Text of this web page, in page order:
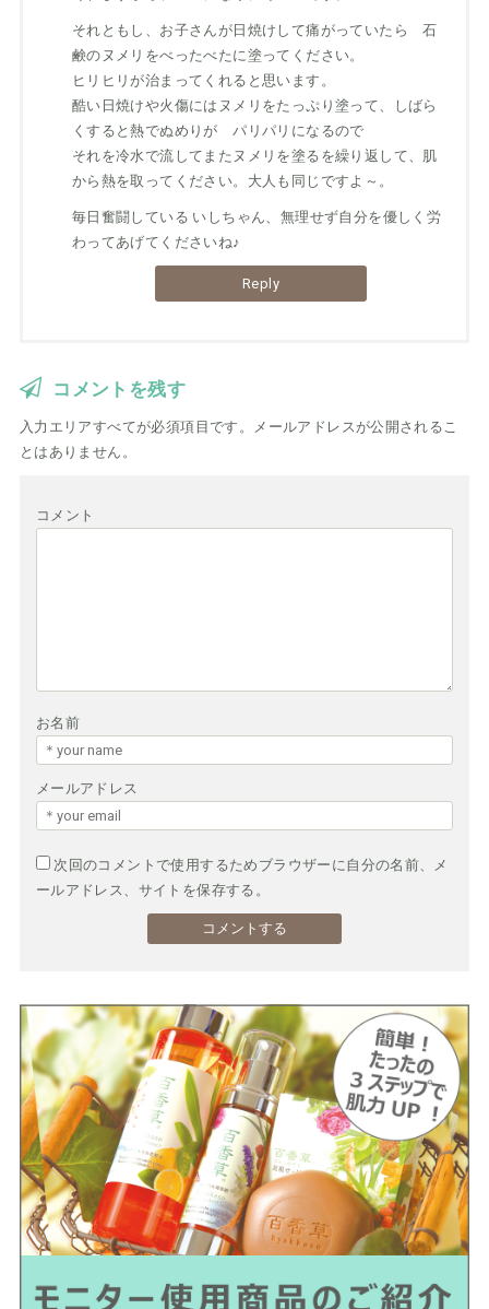
それともし、お子さんが日焼けして痛がっていたら 石
鹸のヌメリをべったべたに塗ってください。
ヒリヒリが治まってくれると思います。
酷い日焼けや火傷にはヌメリをたっぷり塗って、しばら
くすると熱でぬめりが パリパリになるので
それを冷水で流してまたヌメリを塗るを繰り返して、肌
から熱を取ってください。大人も同じですよ～。
毎日奮闘している いしちゃん、無理せず自分を優しく労
わってあげてくださいね♪
Reply
コメントを残す
入力エリアすべてが必須項目です。メールアドレスが公開されるこ
とはありません。
コメント
お名前
メールアドレス
次回のコメントで使用するためブラウザーに自分の名前、メ
ールアドレス、サイトを保存する。